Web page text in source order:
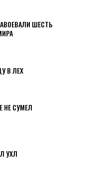
ШЕСТЬ
В ЛЕХ
НЕ СУМЕЛ
УХЛ